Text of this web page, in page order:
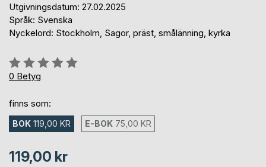
Utgivningsdatum: 27.02.2025
Språk: Svenska
Nyckelord: Stockholm, Sagor, präst, smålänning, kyrka
Betyg::
0%
0 Betyg
finns som:
BOK 119,00 KR E-BOK 75,00 KR
119,00 kr